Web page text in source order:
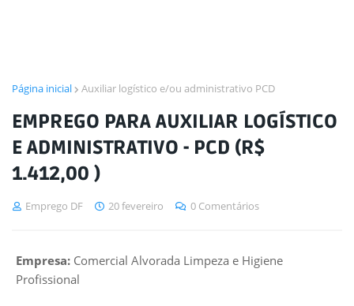
Página inicial Auxiliar logístico e/ou administrativo PCD
EMPREGO PARA AUXILIAR LOGÍSTICO
E ADMINISTRATIVO - PCD (R$
1.412,00 )
Emprego DF 20 fevereiro 0 Comentários
Empresa: Comercial Alvorada Limpeza e Higiene
Profissional